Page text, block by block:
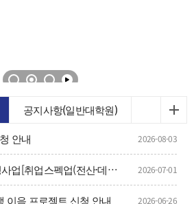
공지사항(일반대학원)
안내
2026-08-03
2026년 국립대학육성사업[취업스펙업(전산·데이터)Ⅰ] 참여자 모집 홍보 2026-07-01
이음 프로젝트 신청 안내 2026-06-26